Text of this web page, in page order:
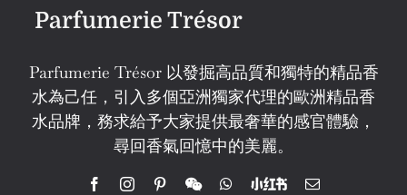
Parfumerie Trésor
Parfumerie Trésor 以發掘高品質和獨特的精品香
水為己任，引入多個亞洲獨家代理的歐洲精品香
水品牌，務求給予大家提供最奢華的感官體驗，
尋回香氣回憶中的美麗。